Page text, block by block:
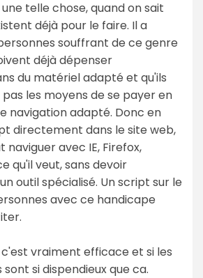
telle chose, quand on sait
déjà pour le faire. Il a
souffrant de ce genre
déjà dépenser
du matériel adapté et qu'ils
les moyens de se payer en
navigation adapté. Donc en
directement dans le site web,
naviguer avec IE, Firefox,
qu'il veut, sans devoir
outil spécialisé. Un script sur le
avec ce handicape
c'est vraiment efficace et si les
si dispendieux que ca.